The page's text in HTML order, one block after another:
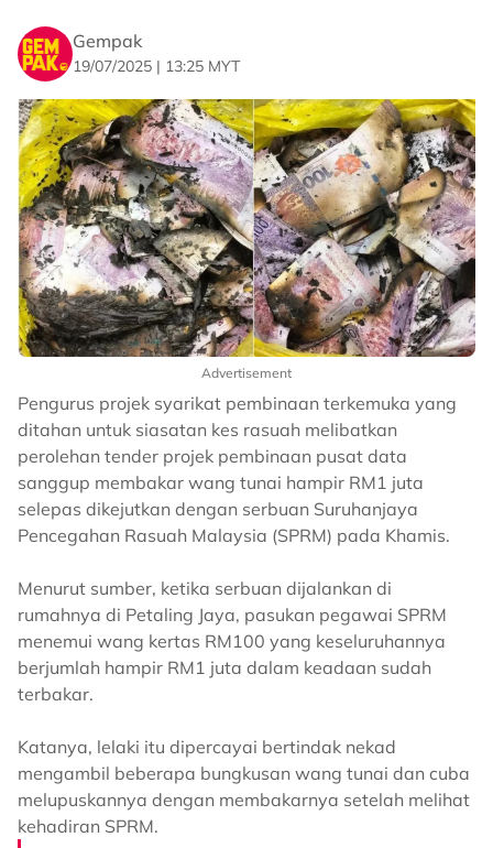
Gempak
19/07/2025 | 13:25 MYT
Advertisement
Pengurus projek syarikat pembinaan terkemuka yang
ditahan untuk siasatan kes rasuah melibatkan
perolehan tender projek pembinaan pusat data
sanggup membakar wang tunai hampir RM1 juta
selepas dikejutkan dengan serbuan Suruhanjaya
Pencegahan Rasuah Malaysia (SPRM) pada Khamis.
Menurut sumber, ketika serbuan dijalankan di
rumahnya di Petaling Jaya, pasukan pegawai SPRM
menemui wang kertas RM100 yang keseluruhannya
berjumlah hampir RM1 juta dalam keadaan sudah
terbakar.
Katanya, lelaki itu dipercayai bertindak nekad
mengambil beberapa bungkusan wang tunai dan cuba
melupuskannya dengan membakarnya setelah melihat
kehadiran SPRM.